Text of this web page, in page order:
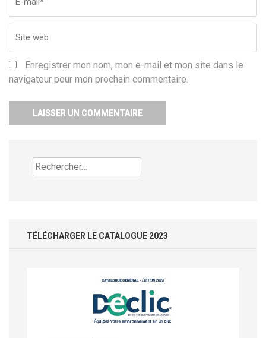
Enregistrer mon nom, mon e-mail et mon site dans le
navigateur pour mon prochain commentaire.
Rechercher :
TÉLÉCHARGER LE CATALOGUE 2023